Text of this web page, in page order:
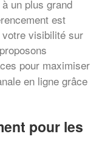
un plus grand
est
votre visibilité sur
pour maximiser
en ligne grâce
pour les